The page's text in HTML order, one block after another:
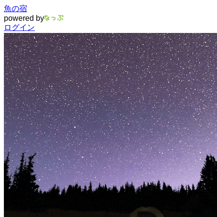
魚の宿
powered by
ログイン